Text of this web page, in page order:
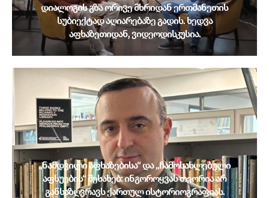
დიალოგის გზა ორივე მხრიდან ერთმანეთის
სუბიექტად აღიარებაზე გადის. ხედვა
აფხაზეთიდან, ვიდეოდისკუსია.
„ნამდვილი აფხაზებისა“ და „ჩამოსახლებული
აფსუების“ შესახებ: ინგოროყვას თეორია არ
განსაზღვრავს ქართულ ისტორიოგრაფიას.